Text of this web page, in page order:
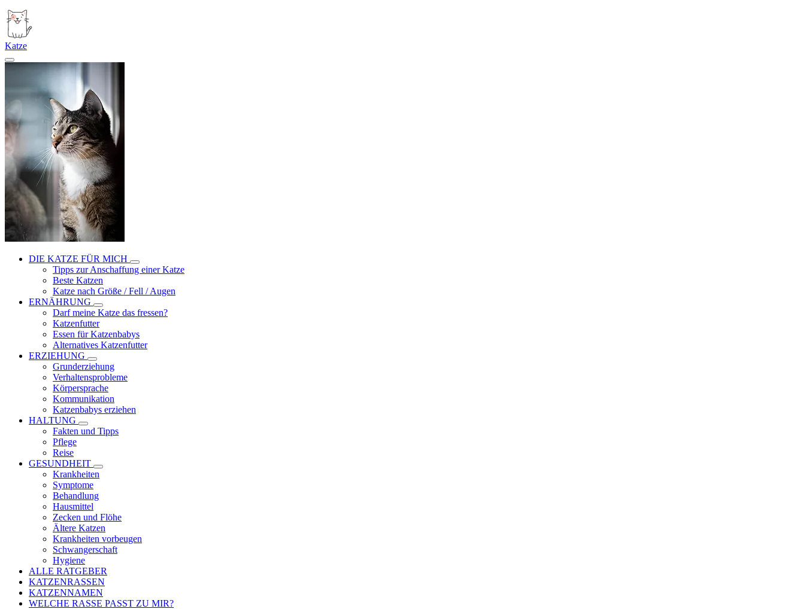
Katze
DIE KATZE FÜR MICH
Tipps zur Anschaffung einer Katze
Beste Katzen
Katze nach Größe / Fell / Augen
ERNÄHRUNG
Darf meine Katze das fressen?
Katzenfutter
Essen für Katzenbabys
Alternatives Katzenfutter
ERZIEHUNG
Grunderziehung
Verhaltensprobleme
Körpersprache
Kommunikation
Katzenbabys erziehen
HALTUNG
Fakten und Tipps
Pflege
Reise
GESUNDHEIT
Krankheiten
Symptome
Behandlung
Hausmittel
Zecken und Flöhe
Ältere Katzen
Krankheiten vorbeugen
Schwangerschaft
Hygiene
ALLE RATGEBER
KATZENRASSEN
KATZENNAMEN
WELCHE RASSE PASST ZU MIR?